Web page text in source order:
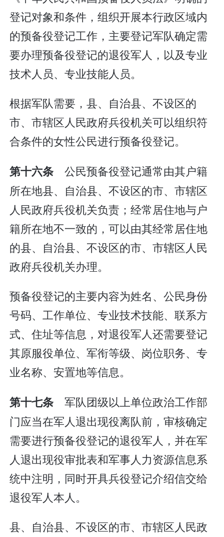
登记对象和条件，组织开展本行政区域内
的预备役登记工作，主要登记军队确定需
要办理预备役登记的退役军人，以及专业
技术人员、专业技能人员。
根据军队需要，县、自治县、不设区的
市、市辖区人民政府兵役机关可以组织符
合条件的女性公民进行预备役登记。
第十六条公民预备役登记通常由其户籍
所在地县、自治县、不设区的市、市辖区
人民政府兵役机关负责；经常居住地与户
籍所在地不一致的，可以由其经常居住地
的县、自治县、不设区的市、市辖区人民
政府兵役机关办理。
预备役登记的主要内容为姓名、公民身份
号码、工作单位、专业技术技能、联系方
式、住址等信息，对退役军人还需要登记
其原服役单位、军衔等级、岗位职务、专
业名称、安置地等信息。
第十七条军队团级以上单位政治工作部
门应当在军人退出现役离队前，审核确定
需要进行预备役登记的退役军人，并在军
人退出现役审批表和军事人力资源信息系
统中注明，同时开具兵役登记介绍信交给
退役军人本人。
县、自治县、不设区的市、市辖区人民政